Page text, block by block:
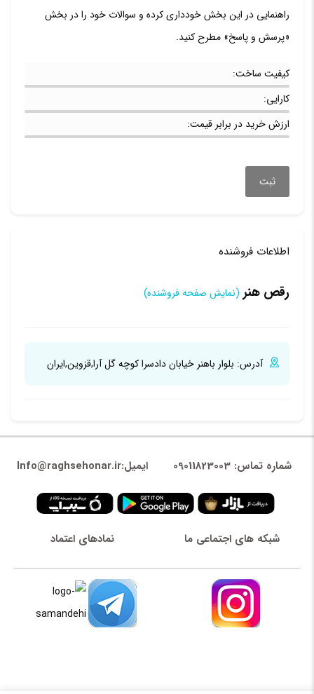
راهنمایی در این بخش خودداری کرده و سوالات خود را در بخش
«پرسش و پاسخ» مطرح کنید.
کیفیت ساخت:
کارایی:
ارزش خرید در برابر قیمت:
اطلاعات فروشنده
رقص هنر (نمایش صفحه فروشنده)
آدرس: بلوار باهنر خیابان دادسرا کوچه گل آرا,قزوین,ایران
شماره تماس: 09011823003 ایمیل:Info@raghsehonar.ir
شبکه های اجتماعی ما نمادهای اعتماد